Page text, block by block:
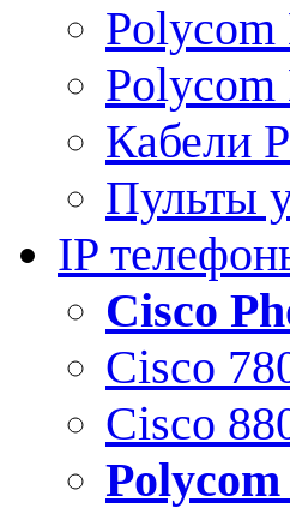
Polycom
Polycom
Кабели
Пульты
IP
Сisco
Cisco
Cisco